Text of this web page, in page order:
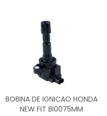
BOBINA DE IGNICAO HONDA
NEW FIT BI0075MM